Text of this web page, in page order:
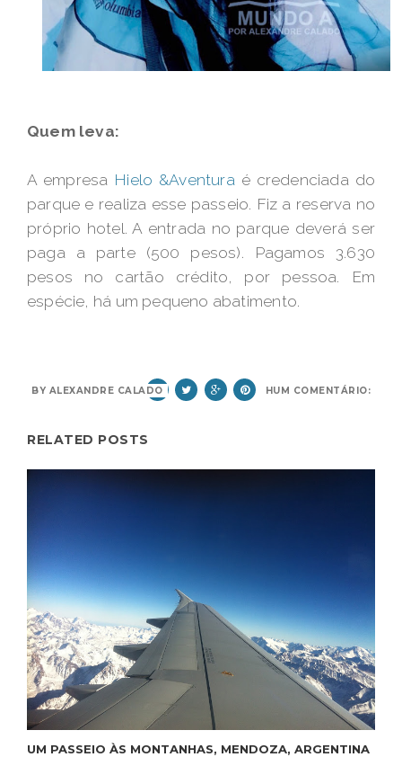
Quem leva:
A empresa Hielo &Aventura é credenciada do
parque e realiza esse passeio. Fiz a reserva no
próprio hotel. A entrada no parque deverá ser
paga a parte (500 pesos). Pagamos 3.630
pesos no cartão crédito, por pessoa. Em
espécie, há um pequeno abatimento.
NENHUM COMENTÁRIO:
BY ALEXANDRE CALADO
RELATED POSTS
UM PASSEIO ÀS MONTANHAS, MENDOZA, ARGENTINA